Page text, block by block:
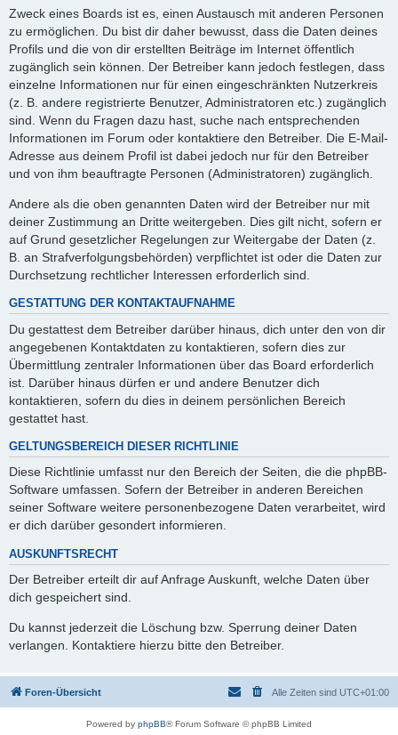
Zweck eines Boards ist es, einen Austausch mit anderen Personen
zu ermöglichen. Du bist dir daher bewusst, dass die Daten deines
Profils und die von dir erstellten Beiträge im Internet öffentlich
zugänglich sein können. Der Betreiber kann jedoch festlegen, dass
einzelne Informationen nur für einen eingeschränkten Nutzerkreis
(z. B. andere registrierte Benutzer, Administratoren etc.) zugänglich
sind. Wenn du Fragen dazu hast, suche nach entsprechenden
Informationen im Forum oder kontaktiere den Betreiber. Die E-Mail-
Adresse aus deinem Profil ist dabei jedoch nur für den Betreiber
und von ihm beauftragte Personen (Administratoren) zugänglich.
Andere als die oben genannten Daten wird der Betreiber nur mit
deiner Zustimmung an Dritte weitergeben. Dies gilt nicht, sofern er
auf Grund gesetzlicher Regelungen zur Weitergabe der Daten (z.
B. an Strafverfolgungsbehörden) verpflichtet ist oder die Daten zur
Durchsetzung rechtlicher Interessen erforderlich sind.
GESTATTUNG DER KONTAKTAUFNAHME
Du gestattest dem Betreiber darüber hinaus, dich unter den von dir
angegebenen Kontaktdaten zu kontaktieren, sofern dies zur
Übermittlung zentraler Informationen über das Board erforderlich
ist. Darüber hinaus dürfen er und andere Benutzer dich
kontaktieren, sofern du dies in deinem persönlichen Bereich
gestattet hast.
GELTUNGSBEREICH DIESER RICHTLINIE
Diese Richtlinie umfasst nur den Bereich der Seiten, die die phpBB-
Software umfassen. Sofern der Betreiber in anderen Bereichen
seiner Software weitere personenbezogene Daten verarbeitet, wird
er dich darüber gesondert informieren.
AUSKUNFTSRECHT
Der Betreiber erteilt dir auf Anfrage Auskunft, welche Daten über
dich gespeichert sind.
Du kannst jederzeit die Löschung bzw. Sperrung deiner Daten
verlangen. Kontaktiere hierzu bitte den Betreiber.
Foren-Übersicht Alle Zeiten sind UTC+01:00
Powered by phpBB® Forum Software © phpBB Limited